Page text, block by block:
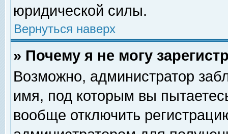
юридической силы.
Вернуться наверх
» Почему я не могу
Возможно, администратор
имя, под которым вы
вообще отключить